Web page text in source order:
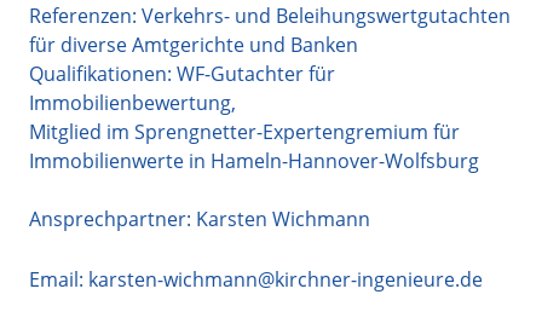
Referenzen: Verkehrs- und Beleihungswertgutachten
für diverse Amtgerichte und Banken
Qualifikationen: WF-Gutachter für
Immobilienbewertung,
Mitglied im Sprengnetter-Expertengremium für
Immobilienwerte in Hameln-Hannover-Wolfsburg
Ansprechpartner: Karsten Wichmann
Email: karsten-wichmann@kirchner-ingenieure.de